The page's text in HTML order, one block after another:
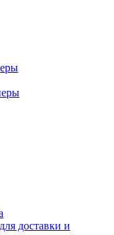
доставки и